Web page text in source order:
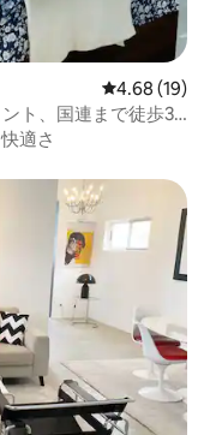
レビュー19
4.68 (19)
ト、国連まで徒歩3
快適さ